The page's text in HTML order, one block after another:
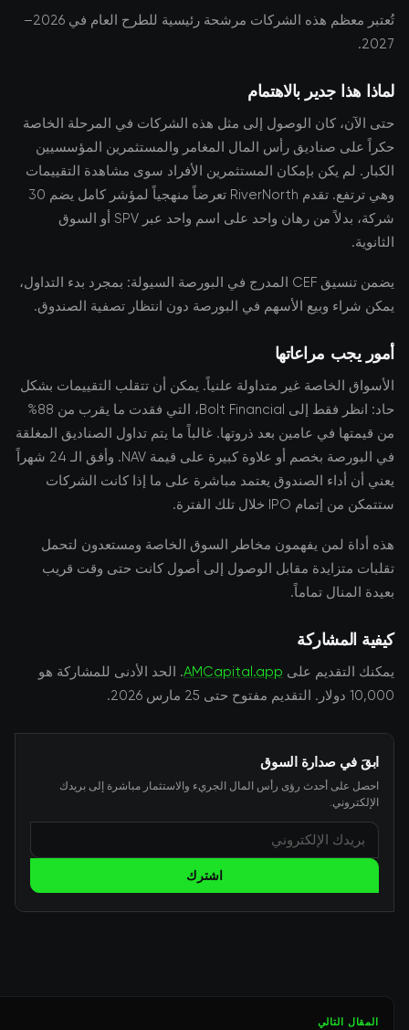
تُعتبر معظم هذه الشركات مرشحة رئيسية للطرح العام في 2026–
2027.
لماذا هذا جدير بالاهتمام
حتى الآن، كان الوصول إلى مثل هذه الشركات في المرحلة الخاصة
حكراً على صناديق رأس المال المغامر والمستثمرين المؤسسيين
الكبار. لم يكن بإمكان المستثمرين الأفراد سوى مشاهدة التقييمات
وهي ترتفع. تقدم RiverNorth تعرضاً منهجياً لمؤشر كامل يضم 30
شركة، بدلاً من رهان واحد على اسم واحد عبر SPV أو السوق
الثانوية.
يضمن تنسيق CEF المدرج في البورصة السيولة: بمجرد بدء التداول،
يمكن شراء وبيع الأسهم في البورصة دون انتظار تصفية الصندوق.
أمور يجب مراعاتها
الأسواق الخاصة غير متداولة علنياً. يمكن أن تتقلب التقييمات بشكل
حاد: انظر فقط إلى Bolt Financial، التي فقدت ما يقرب من 88%
من قيمتها في عامين بعد ذروتها. غالباً ما يتم تداول الصناديق المغلقة
في البورصة بخصم أو علاوة كبيرة على قيمة NAV. وأفق الـ 24 شهراً
يعني أن أداء الصندوق يعتمد مباشرة على ما إذا كانت الشركات
ستتمكن من إتمام IPO خلال تلك الفترة.
هذه أداة لمن يفهمون مخاطر السوق الخاصة ومستعدون لتحمل
تقلبات متزايدة مقابل الوصول إلى أصول كانت حتى وقت قريب
بعيدة المنال تماماً.
كيفية المشاركة
يمكنك التقديم علىAMCapital.app. الحد الأدنى للمشاركة هو
10,000 دولار. التقديم مفتوح حتى 25 مارس 2026.
ابقَ في صدارة السوق
احصل على أحدث رؤى رأس المال الجريء والاستثمار مباشرة إلى بريدك
الإلكتروني.
اشترك
المقال التالي